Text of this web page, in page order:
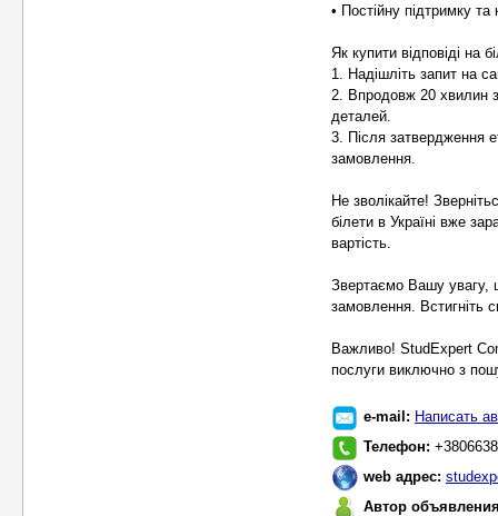
• Постійну підтримку
Як купити відповіді на
1. Надішліть запит на
2. Впродовж 20 хвилин
деталей.
3. Після затвердження
замовлення.
Не зволікайте!
білети в Україні вже
вартість.
Звертаємо Вашу увагу,
замовлення. Встигніть
Важливо! StudExpert
послуги виключно з
e-mail: Написать
Телефон:
web адрес:
Автор